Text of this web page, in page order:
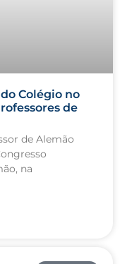
Colégio no
de
de Alemão
na